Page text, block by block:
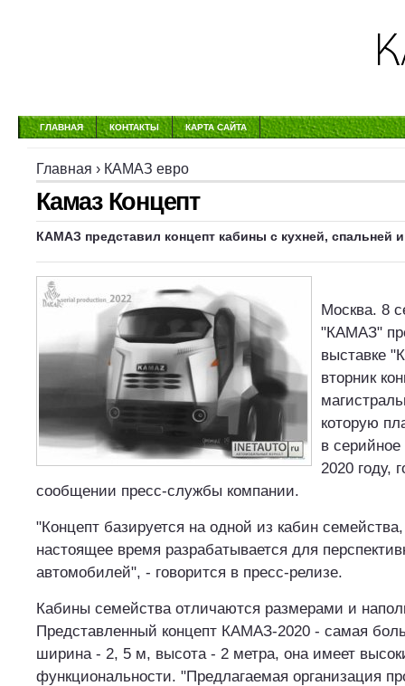
ГЛАВНАЯ КОНТАКТЫ КАРТА САЙТА
Главная › КАМАЗ евро
Камаз Концепт
КАМАЗ представил концепт кабины с кухней, спальней
Москва. 8
"КАМАЗ"
выставке
вторник
которую
в серийное
2020 году,
сообщении пресс-службы компании.
"Концепт базируется на одной из кабин семейства,
настоящее время разрабатывается для
автомобилей", - говорится в пресс-релизе.
Кабины семейства отличаются размерами и
Представленный концепт КАМАЗ-2020 - самая
ширина - 2, 5 м, высота - 2 метра, она имеет
функциональности. "Предлагаемая организация